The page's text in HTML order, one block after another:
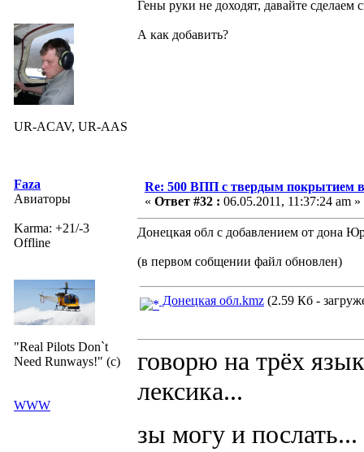
UR-ACAV, UR-AAS
Гены руки не доходят, давайте
А как добавить?
Faza
Авиаторы
Karma: +21/-3
Offline
"Real Pilots Don`t
Need Runways!" (c)
WWW
Re: 500 ВПП с твердым покрытием
« Ответ #32 : 06.05.2011, 11:37:24 am »
Донецкая обл с добавлением от дона
(в первом собщении файл обновлен)
Донецкая обл.kmz (2.59 Кб -
говорю на трёх
лексика...
зы могу и послать...